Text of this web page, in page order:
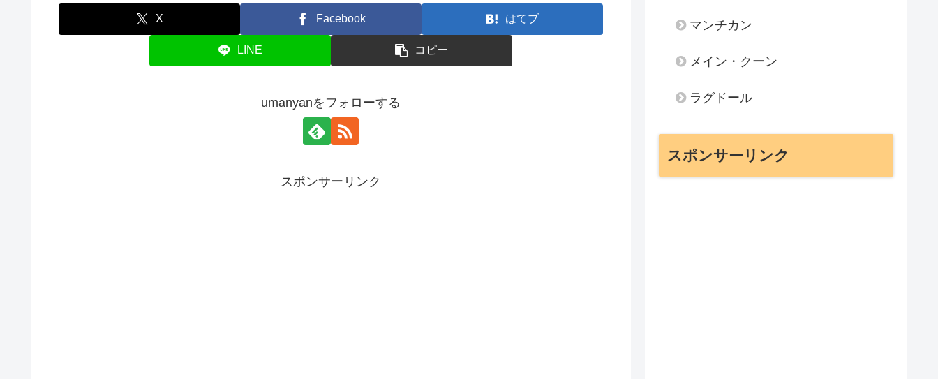
X Facebook はてブ
LINE コピー
umanyanをフォローする
スポンサーリンク
マンチカン
メイン・クーン
ラグドール
スポンサーリンク